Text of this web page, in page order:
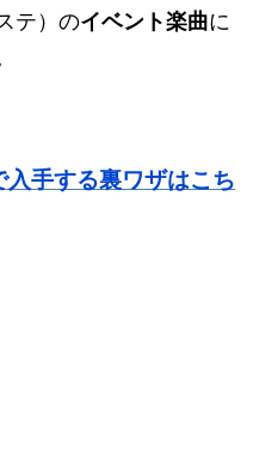
テ）のイベント楽曲に
手する裏ワザはこち